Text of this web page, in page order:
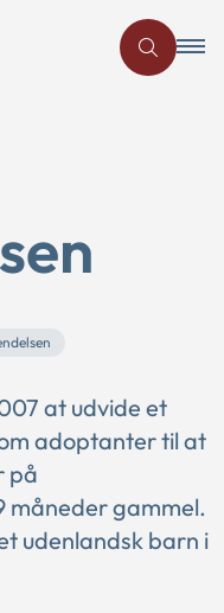
at udvide et
adoptanter til at
på
måneder gammel.
udenlandsk barn i